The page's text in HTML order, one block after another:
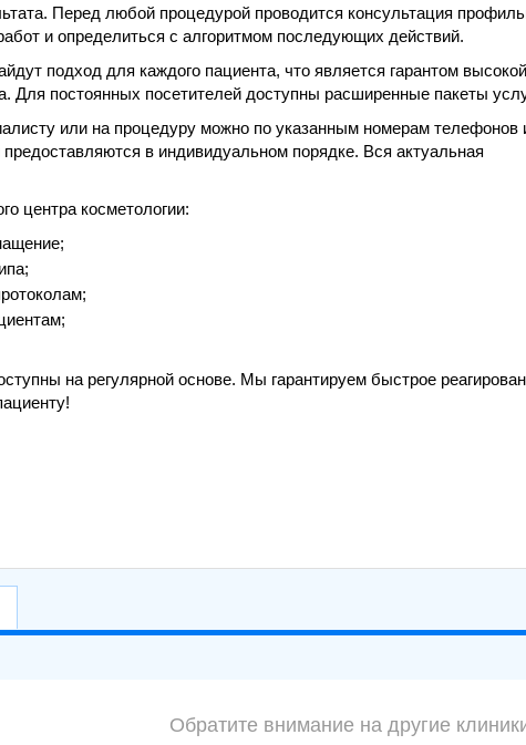
Перед любой процедурой проводится консультация
и определиться с алгоритмом последующих действий.
подход для каждого пациента, что является гарантом высокой
Для постоянных посетителей доступны расширенные пакеты
или на процедуру можно по указанным номерам телефонов
в индивидуальном порядке. Вся актуальная
центра косметологии:
на регулярной основе. Мы гарантируем быстрое
Обратите внимание на другие